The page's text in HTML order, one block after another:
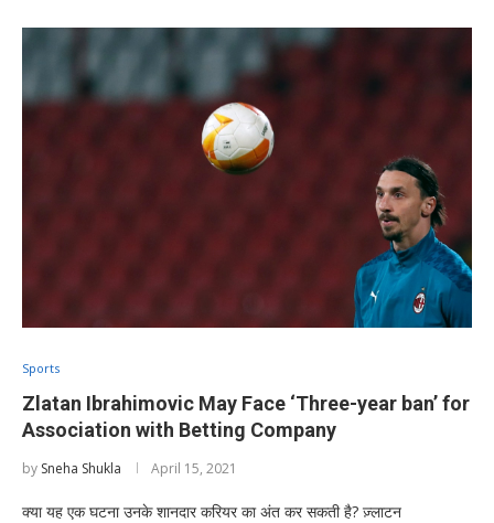
Sports
Zlatan Ibrahimovic May Face ‘Three-year ban’ for
Association with Betting Company
by Sneha Shukla April 15, 2021
क्या यह एक घटना उनके शानदार करियर का अंत कर सकती है? ज़्लाटन